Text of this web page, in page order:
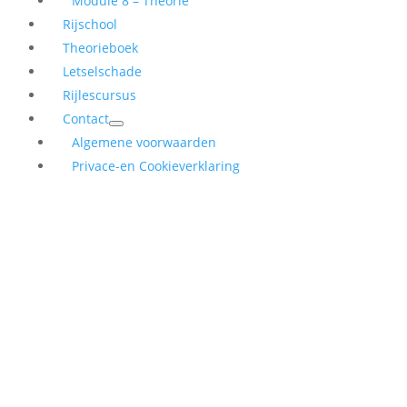
Rijschool
Theorieboek
Letselschade
Rijlescursus
Contact
Algemene voorwaarden
Privace-en Cookieverklaring